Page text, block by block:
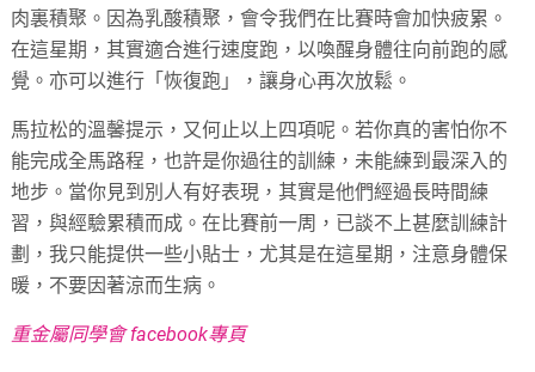
肉裏積聚。因為乳酸積聚，會令我們在比賽時會加快疲累。
在這星期，其實適合進行速度跑，以喚醒身體往向前跑的感
覺。亦可以進行「恢復跑」，讓身心再次放鬆。
馬拉松的溫馨提示，又何止以上四項呢。若你真的害怕你不
能完成全馬路程，也許是你過往的訓練，未能練到最深入的
地步。當你見到別人有好表現，其實是他們經過長時間練
習，與經驗累積而成。在比賽前一周，已談不上甚麼訓練計
劃，我只能提供一些小貼士，尤其是在這星期，注意身體保
暖，不要因著涼而生病。
重金屬同學會 facebook專頁